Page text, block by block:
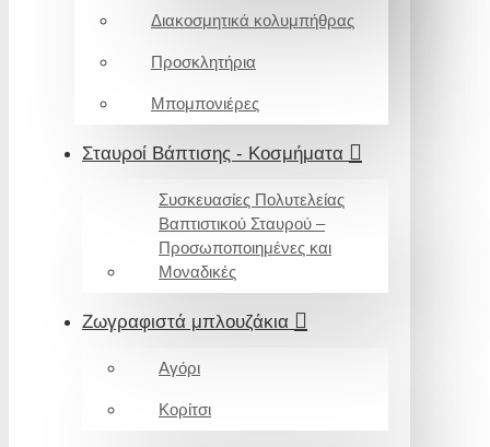
Διακοσμητικά κολυμπήθρας
Προσκλητήρια
Μπομπονιέρες
Σταυροί Βάπτισης - Κοσμήματα
Συσκευασίες Πολυτελείας
Βαπτιστικού Σταυρού –
Προσωποποιημένες και
Μοναδικές
Ζωγραφιστά μπλουζάκια
Αγόρι
Κορίτσι